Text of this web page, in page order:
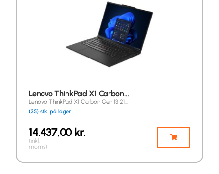
Lenovo ThinkPad X1 Carbon…
Lenovo ThinkPad X1 Carbon Gen 13 21…
(35) stk. på lager
14.437,00kr.
(inkl.
moms)